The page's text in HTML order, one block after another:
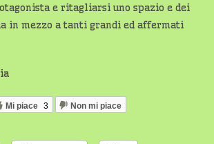
e ritagliarsi uno spazio e dei
in mezzo a tanti grandi ed affermati
Mi piace 3 Non mi piace